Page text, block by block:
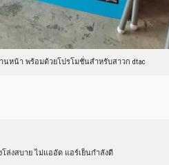
หน้า พร้อมด้วยโปรโมชั่นสำหรับสาวก dtac
ล่งสบาย ไม่แออัด แอร์เย็นกำลังดี